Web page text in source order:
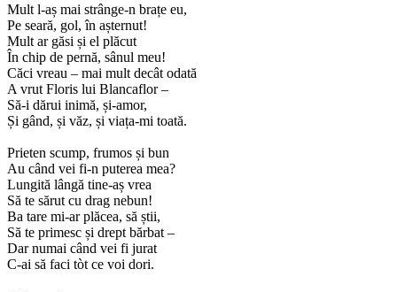
Mult l-aș mai strânge-n brațe eu,
Pe seară, gol, în așternut!
Mult ar găsi și el plăcut
În chip de pernă, sânul meu!
Căci vreau – mai mult decât odată
A vrut Floris lui Blancaflor –
Să-i dărui inimă, și-amor,
Și gând, și văz, și viața-mi toată.
Prieten scump, frumos și bun
Au când vei fi-n puterea mea?
Lungită lângă tine-aș vrea
Să te sărut cu drag nebun!
Ba tare mi-ar plăcea, să știi,
Să te primesc și drept bărbat –
Dar numai când vei fi jurat
C-ai să faci tòt ce voi dori.